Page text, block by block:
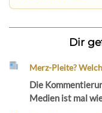
Dir
Merz-Pleite?
Die
Medien ist mal